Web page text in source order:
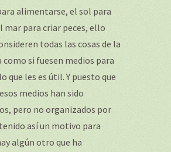
alimentarse, el sol para
mar para criar peces, ello
todas las cosas de la
si fuesen medios para
que les es útil. Y puesto que
medios han sido
pero no organizados por
así un motivo para
algún otro que ha